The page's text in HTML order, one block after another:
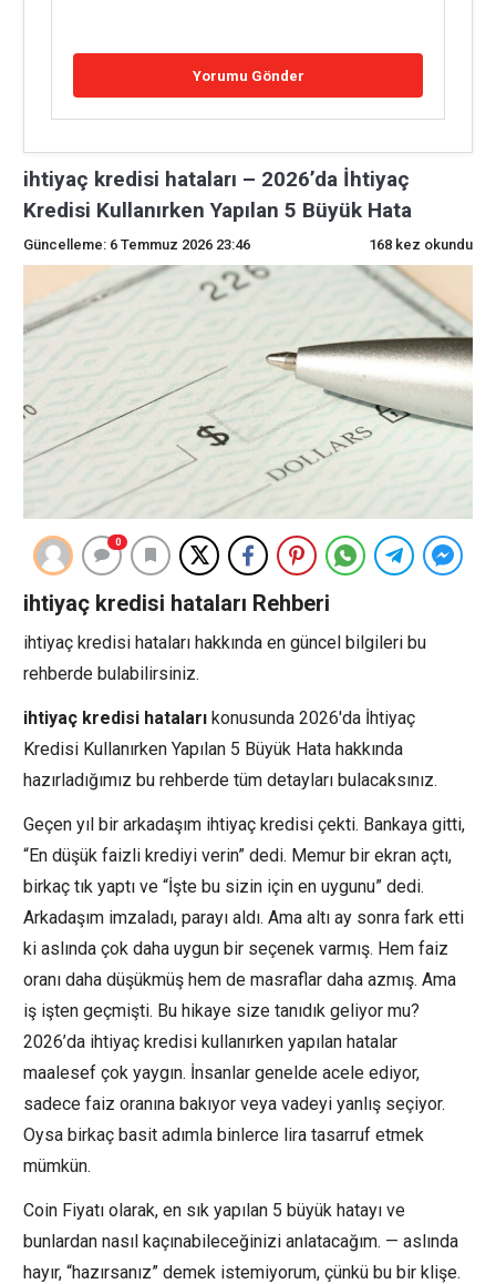
ihtiyaç kredisi hataları – 2026’da İhtiyaç
Kredisi Kullanırken Yapılan 5 Büyük Hata
Güncelleme: 6 Temmuz 2026 23:46 168 kez okundu
0
ihtiyaç kredisi hataları Rehberi
ihtiyaç kredisi hataları hakkında en güncel bilgileri bu
rehberde bulabilirsiniz.
ihtiyaç kredisi hataları konusunda 2026'da İhtiyaç
Kredisi Kullanırken Yapılan 5 Büyük Hata hakkında
hazırladığımız bu rehberde tüm detayları bulacaksınız.
Geçen yıl bir arkadaşım ihtiyaç kredisi çekti. Bankaya gitti,
“En düşük faizli krediyi verin” dedi. Memur bir ekran açtı,
birkaç tık yaptı ve “İşte bu sizin için en uygunu” dedi.
Arkadaşım imzaladı, parayı aldı. Ama altı ay sonra fark etti
ki aslında çok daha uygun bir seçenek varmış. Hem faiz
oranı daha düşükmüş hem de masraflar daha azmış. Ama
iş işten geçmişti. Bu hikaye size tanıdık geliyor mu?
2026’da ihtiyaç kredisi kullanırken yapılan hatalar
maalesef çok yaygın. İnsanlar genelde acele ediyor,
sadece faiz oranına bakıyor veya vadeyi yanlış seçiyor.
Oysa birkaç basit adımla binlerce lira tasarruf etmek
mümkün.
Coin Fiyatı olarak, en sık yapılan 5 büyük hatayı ve
bunlardan nasıl kaçınabileceğinizi anlatacağım. — aslında
hayır, “hazırsanız” demek istemiyorum, çünkü bu bir klişe.